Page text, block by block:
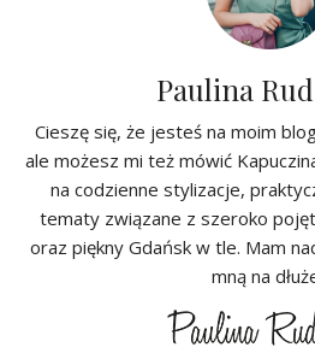
Paulina
Cieszę się, że jesteś na moim
ale możesz mi też mówić
na codzienne stylizacje,
tematy związane z szeroko
oraz piękny Gdańsk w tle. Mam
mną na